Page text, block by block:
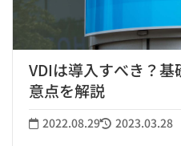
VDIは導入すべき？
意点を解説
2022.08.29 2023.03.28